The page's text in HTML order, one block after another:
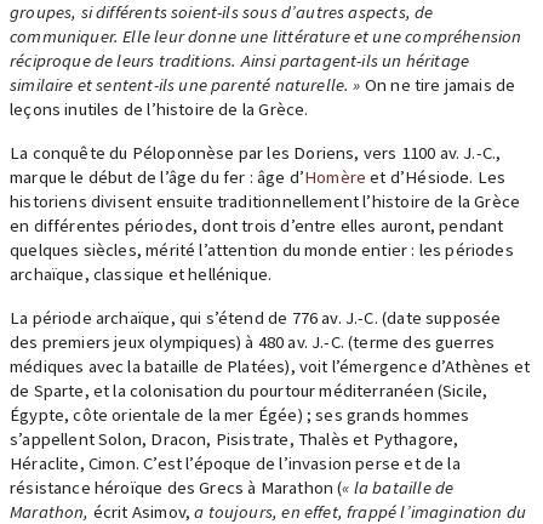
groupes, si différents soient-ils sous d’autres aspects, de
communiquer. Elle leur donne une littérature et une compréhension
réciproque de leurs traditions. Ainsi partagent-ils un héritage
similaire et sentent-ils une parenté naturelle. » On ne tire jamais de
leçons inutiles de l’histoire de la Grèce.
La conquête du Péloponnèse par les Doriens, vers 1100 av. J.-C.,
marque le début de l’âge du fer : âge d’Homère et d’Hésiode. Les
historiens divisent ensuite traditionnellement l’histoire de la Grèce
en différentes périodes, dont trois d’entre elles auront, pendant
quelques siècles, mérité l’attention du monde entier : les périodes
archaïque, classique et hellénique.
La période archaïque, qui s’étend de 776 av. J.-C. (date supposée
des premiers jeux olympiques) à 480 av. J.-C. (terme des guerres
médiques avec la bataille de Platées), voit l’émergence d’Athènes et
de Sparte, et la colonisation du pourtour méditerranéen (Sicile,
Égypte, côte orientale de la mer Égée) ; ses grands hommes
s’appellent Solon, Dracon, Pisistrate, Thalès et Pythagore,
Héraclite, Cimon. C’est l’époque de l’invasion perse et de la
résistance héroïque des Grecs à Marathon (« la bataille de
Marathon, écrit Asimov,a toujours, en effet, frappé l’imagination du